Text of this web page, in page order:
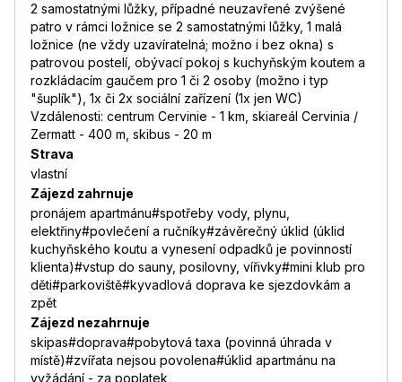
2 samostatnými lůžky, případné neuzavřené zvýšené
patro v rámci ložnice se 2 samostatnými lůžky, 1 malá
ložnice (ne vždy uzavíratelná; možno i bez okna) s
patrovou postelí, obývací pokoj s kuchyňským koutem a
rozkládacím gaučem pro 1 či 2 osoby (možno i typ
"šuplík"), 1x či 2x sociální zařízení (1x jen WC)
Vzdálenosti: centrum Cervinie - 1 km, skiareál Cervinia /
Zermatt - 400 m, skibus - 20 m
Strava
vlastní
Zájezd zahrnuje
pronájem apartmánu#spotřeby vody, plynu,
elektřiny#povlečení a ručníky#závěrečný úklid (úklid
kuchyňského koutu a vynesení odpadků je povinností
klienta)#vstup do sauny, posilovny, vířivky#mini klub pro
děti#parkoviště#kyvadlová doprava ke sjezdovkám a
zpět
Zájezd nezahrnuje
skipas#doprava#pobytová taxa (povinná úhrada v
místě)#zvířata nejsou povolena#úklid apartmánu na
vyžádání - za poplatek